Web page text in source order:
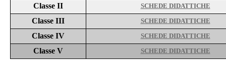
Classe II SCHEDE DIDATTICHE
Classe III SCHEDE DIDATTICHE
Classe IV SCHEDE DIDATTICHE
Classe V SCHEDE DIDATTICHE